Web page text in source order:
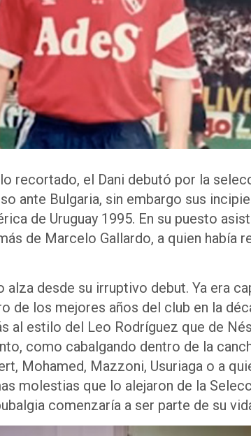
recortado, el Dani debutó por la
ante Bulgaria, sin embargo sus
de Uruguay 1995. En su puesto
de Marcelo Gallardo, a quien había
alza desde su irruptivo debut. Ya era
de los mejores años del club en la
al estilo del Leo Rodríguez que de
como cabalgando dentro de la
Mohamed, Mazzoni, Usuriaga o a
molestias que lo alejaron de la
comenzaría a ser parte de su